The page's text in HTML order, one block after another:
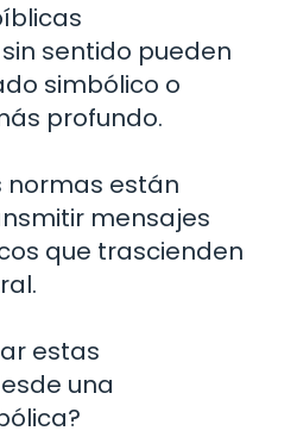
sentido pueden
simbólico o
profundo.
normas están
mensajes
que trascienden
estas
una